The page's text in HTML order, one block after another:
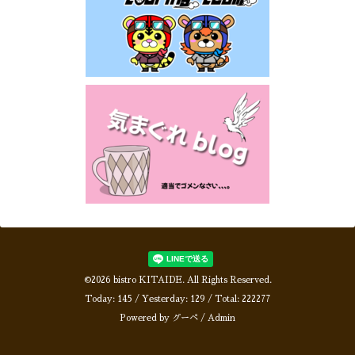
©2026 bistro KITAIDE. All Rights Reserved.
Today: 145 / Yesterday: 129 / Total: 222277
Powered by グーペ / Admin